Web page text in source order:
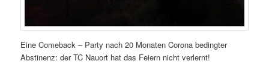
Eine Comeback – Party nach 20 Monaten Corona bedingter
Abstinenz: der TC Nauort hat das Feiern nicht verlernt!